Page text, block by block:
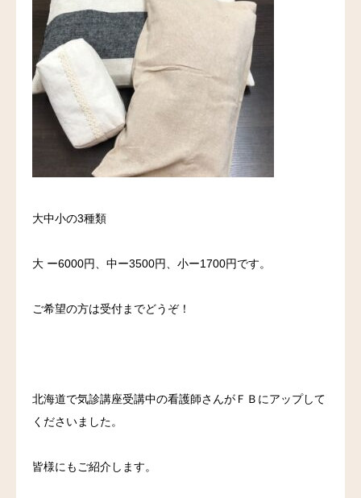
大中小の3種類
大 ー6000円、中ー3500円、小ー1700円です。
ご希望の方は受付までどうぞ！
北海道で気診講座受講中の看護師さんがＦＢにアップして
くださいました。
皆様にもご紹介します。